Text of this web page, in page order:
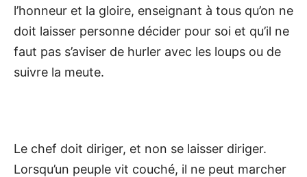
l’honneur et la gloire, enseignant à tous qu’on ne
doit laisser personne décider pour soi et qu’il ne
faut pas s’aviser de hurler avec les loups ou de
suivre la meute.
Le chef doit diriger, et non se laisser diriger.
Lorsqu’un peuple vit couché, il ne peut marcher